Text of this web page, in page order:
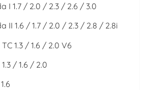
I 1.7 / 2.0 / 2.3 / 2.6 / 3.0
II 1.6 / 1.7 / 2.0 / 2.3 / 2.8 / 2.8i
1.3 / 1.6 / 2.0 V6
1.3 / 1.6 / 2.0
1.6